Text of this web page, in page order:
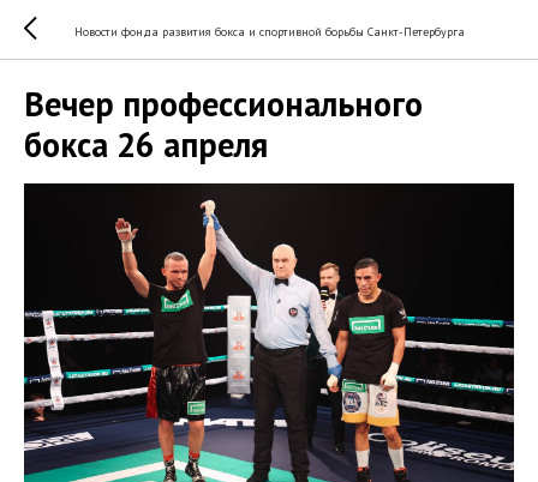
Новости фонда развития бокса и спортивной борьбы Санкт-Петербурга
Вечер профессионального
бокса 26 апреля